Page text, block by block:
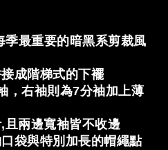
季最重要的暗黑系剪裁風
成階梯式的下襬
，右袖則為7分袖加上薄
且兩邊寬袖皆不收邊
袋與特別加長的帽繩點